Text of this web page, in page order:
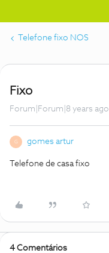
Telefone fixo NOS
Fixo
Forum|Forum|8 years ago
G gomes artur
Telefone de casa fixo
4 Comentários